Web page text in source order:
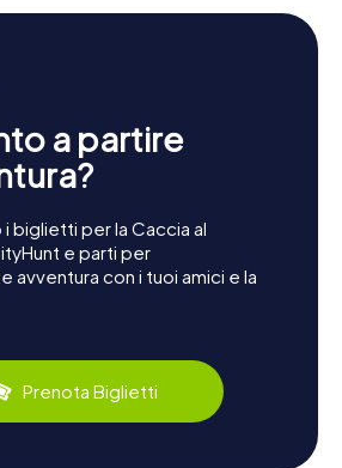
a partire
biglietti per la Caccia al
e parti per
avventura con i tuoi amici e la
Prenota Biglietti